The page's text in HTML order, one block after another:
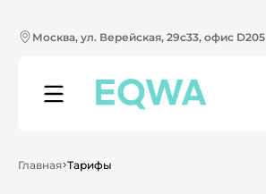
Москва, ул. Верейская, 29с33, офис D205
Главная Тарифы